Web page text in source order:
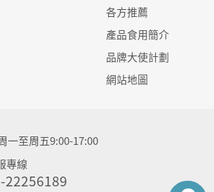
各方推薦
產品食用簡介
品牌大使計劃
網站地圖
一至周五9:00-17:00
專線
22256189